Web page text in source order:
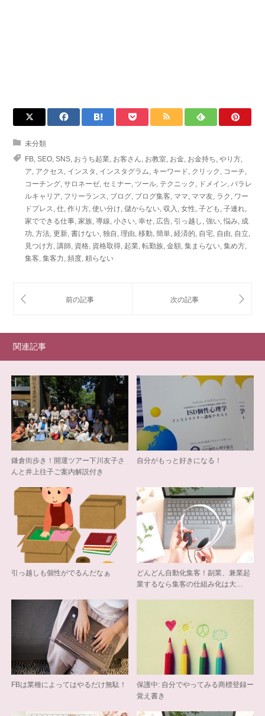
未分類
FB, SEO, SNS, おうち起業, お客さん, お教室, お金, お金持ち, やり方,
ア, アクセス, インスタ , インスタグラム, キーワード, クリック , コーチ,
コーチング, サロネーゼ, セミナー, ツール, テクニック , ドメイン, パラレ
ルキャリア, フリーランス, ブログ, ブログ集客, ママ, ママ友, ラク , ワー
ドプレス, 仕, 作り方, 使い分け, 儲からない, 収入 , 女性, 子ども , 子連れ,
家でできる仕事, 家族, 導線, 小さい, 幸せ, 広告, 引っ越し , 強い, 悩み, 成
功, 方法, 更新, 書けない, 独自 , 理由, 移動, 簡単, 経済的, 自宅, 自由, 自立,
見つけ方, 講師, 資格, 資格取得, 起業, 転勤族, 金額, 集まらない, 集め方,
集客, 集客力, 頻度, 頼らない
関連記事
鎌倉街歩き！開運ツアー下川友子さ
んと井上往子ご案内解説付き
自分がもっと好きになる！
引っ越しも個性がでるんだなぁ
どんどん自動化集客！副業、兼業起
業するなら集客の仕組み化は大…
FBは業種によってはやるだけ無駄！
保護中: 自分でやってみる商標登録ー
覚え書き